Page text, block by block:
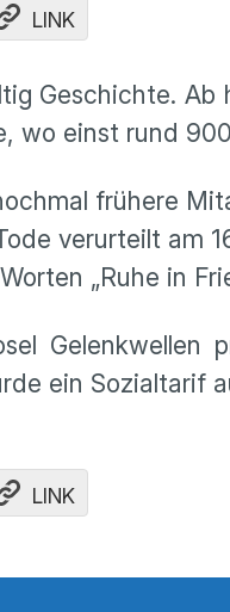
LINK
Geschichte.
wo einst rund
frühere
verurteilt am
„Ruhe in
Gelenkwellen
ein Sozialtarif
LINK